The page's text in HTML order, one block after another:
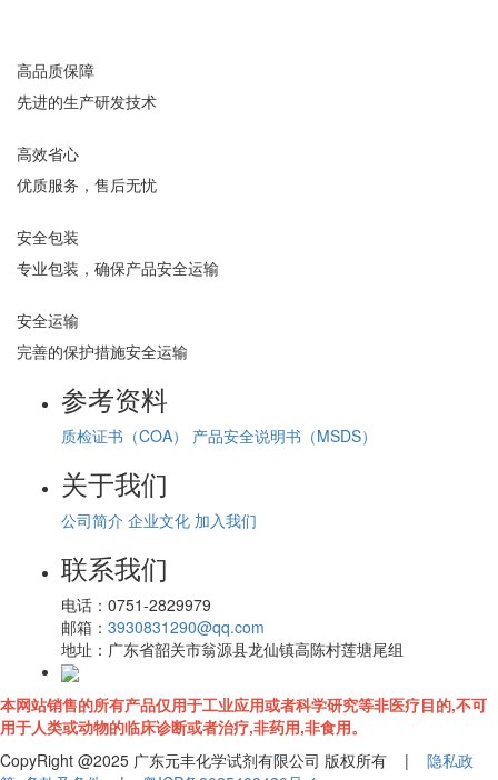
高品质保障
先进的生产研发技术
高效省心
优质服务，售后无忧
安全包装
专业包装，确保产品安全运输
安全运输
完善的保护措施安全运输
参考资料
质检证书（COA） 产品安全说明书（MSDS）
关于我们
公司简介 企业文化 加入我们
联系我们
电话： 0751-2829979
邮箱： 3930831290@qq.com
地址： 广东省韶关市翁源县龙仙镇高陈村莲塘尾组
本网站销售的所有产品仅用于工业应用或者科学研究等非医疗目的,不可
用于人类或动物的临床诊断或者治疗,非药用,非食用。
CopyRight @2025 广东元丰化学试剂有限公司 版权所有 | 隐私政